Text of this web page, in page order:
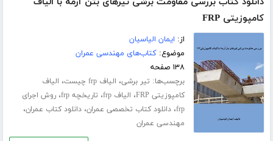
کامپوزیتی FRP
از: ایمان الیاسیان
موضوع:کتاب‌های مهندسی عمران
۱۳۸ صفحه
برچسب‌ها: تیر برشی، الیاف frp چیست ، الیاف
کامپوزیتی FRP
، الیاف frp ، تاریخچه frp ،روش اجرای
frp،دانلود کتاب تخصصی عمران،دانلود کتاب عمران،
مهندسی عمران